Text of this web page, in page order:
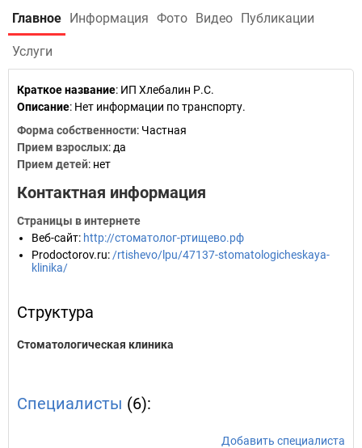
Главное Информация Фото Видео Публикации
Услуги
Краткое название: ИП Хлебалин Р.С.
Описание: Нет информации по транспорту.
Форма собственности: Частная
Прием взрослых: да
Прием детей: нет
Контактная информация
Страницы в интернете
Веб-сайт: http://стоматолог-ртищево.рф
Prodoctorov.ru: /rtishevo/lpu/47137-stomatologicheskaya-
klinika/
Структура
Стоматологическая клиника
Специалисты (6):
Добавить специалиста